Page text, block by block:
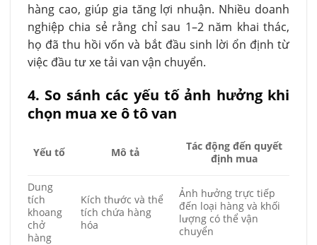
hàng cao, giúp gia tăng lợi nhuận. Nhiều doanh
nghiệp chia sẻ rằng chỉ sau 1–2 năm khai thác,
họ đã thu hồi vốn và bắt đầu sinh lời ổn định từ
việc đầu tư xe tải van vận chuyển.
4. So sánh các yếu tố ảnh hưởng khi
chọn mua xe ô tô van
Yếu tố Mô tả
Tác động đến quyết
định mua
Dung
tích
khoang
chở
hàng
Kích thước và thể
tích chứa hàng
hóa
Ảnh hưởng trực tiếp
đến loại hàng và khối
lượng có thể vận
chuyển